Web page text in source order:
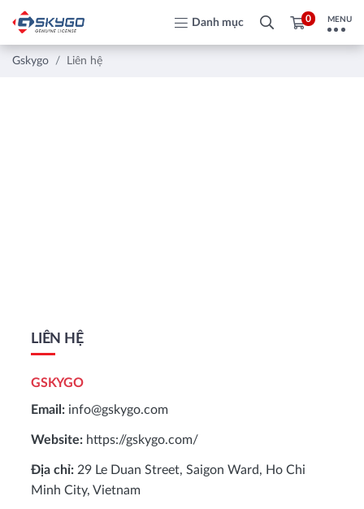
Danh mục 0 MENU
Gskygo Liên hệ
LIÊN HỆ
GSKYGO
Email: info@gskygo.com
Website: https://gskygo.com/
Địa chỉ: 29 Le Duan Street, Saigon Ward, Ho Chi
Minh City, Vietnam